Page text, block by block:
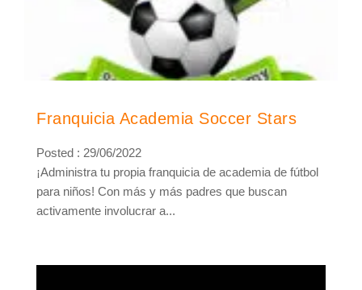
Franquicia Academia Soccer Stars
Posted : 29/06/2022
¡Administra tu propia franquicia de academia de fútbol
para niños! Con más y más padres que buscan
activamente involucrar a...